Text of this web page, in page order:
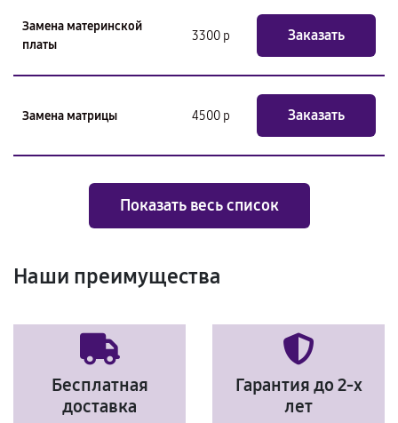
Замена материнской
платы
3300 р Заказать
Замена матрицы 4500 р Заказать
Показать весь список
Наши преимущества
Бесплатная
доставка
Гарантия до 2-х
лет